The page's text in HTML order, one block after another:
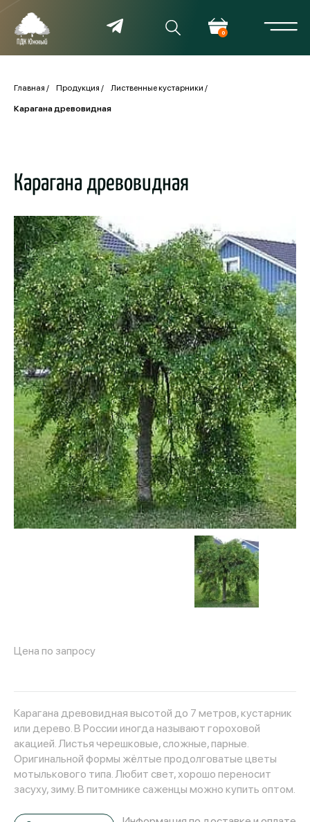
0
Главная Продукция Лиственные кустарники
Карагана древовидная
Карагана древовидная
Цена по запросу
Карагана древовидная высотой до 7 метров, кустарник
или дерево. В России иногда называют гороховой
акацией. Листья черешковые, сложные, парные.
Оригинальной формы жёлтые продолговатые цветы
мотылькового типа. Любит свет, хорошо переносит
засуху, зиму. В питомнике саженцы можно купить оптом.